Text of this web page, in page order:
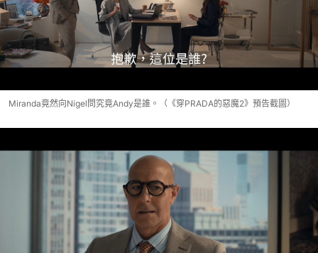
Miranda竟然向Nigel問究竟Andy是誰。（《穿PRADA的惡魔2》預告截圖）